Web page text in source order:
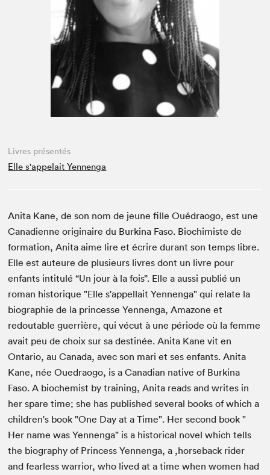
Espace enseignant·e·s
Espace pro
Livres présentés
Elle s'appelait Yennenga
Anita Kane, de son nom de jeune fille Ouédraogo, est une
Canadienne originaire du Burkina Faso. Biochimiste de
formation, Anita aime lire et écrire durant son temps libre.
Elle est auteure de plusieurs livres dont un livre pour
enfants intitulé “Un jour à la fois”. Elle a aussi publié un
roman historique "Elle s'appellait Yennenga" qui relate la
biographie de la princesse Yennenga, Amazone et
redoutable guerrière, qui vécut à une période où la femme
avait peu de choix sur sa destinée. Anita Kane vit en
Ontario, au Canada, avec son mari et ses enfants. Anita
Kane, née Ouedraogo, is a Canadian native of Burkina
Faso. A biochemist by training, Anita reads and writes in
her spare time; she has published several books of which a
children's book "One Day at a Time". Her second book "
Her name was Yennenga" is a historical novel which tells
the biography of Princess Yennenga, a ,horseback rider
and fearless warrior, who lived at a time when women had